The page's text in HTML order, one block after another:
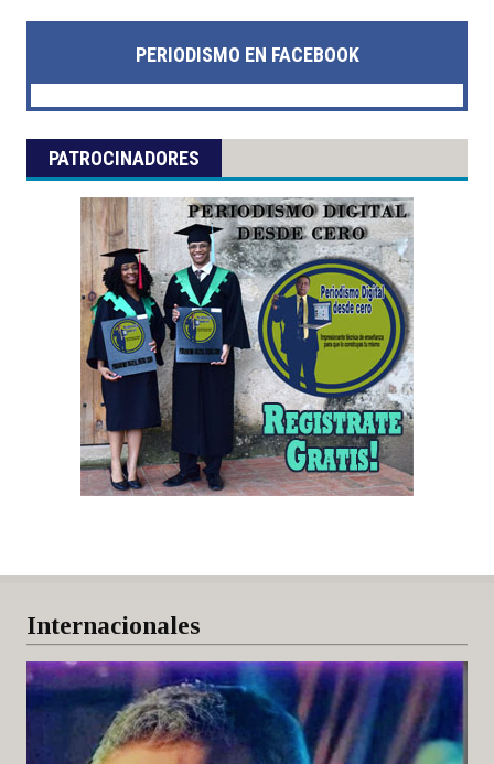
PERIODISMO EN FACEBOOK
PATROCINADORES
Internacionales